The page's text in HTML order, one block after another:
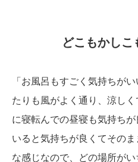
どこもかしこ
「お風呂もすごく気持ちが
たりも風がよく通り、涼し
に寝転んでの昼寝も気持ち
いると気持ちが良くてその
な感じなので、どの場所が